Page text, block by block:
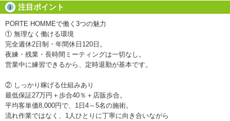
注目ポイント
PORTE HOMMEで働く3つの魅力
① 無理なく働ける環境
完全週休2日制・年間休日120日。
夜練・残業・長時間ミーティングは一切なし。
営業中に練習できるから、定時退勤が基本です。
② しっかり稼げる仕組みあり
最低保証27万円＋歩合40％＋店販歩合。
平均客単価8,000円で、1日4～5名の施術。
流れ作業ではなく、1人ひとりに丁寧に向き合いながら